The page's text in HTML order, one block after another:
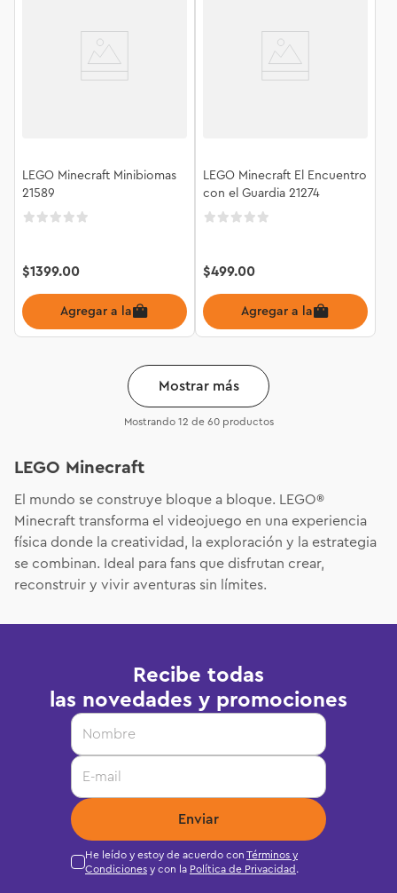
LEGO Minecraft Minibiomas
21589
$1399.00
Agregar a la bolsa
LEGO Minecraft El Encuentro
con el Guardia 21274
$499.00
Agregar a la bolsa
Mostrar más
Mostrando 12 de 60productos
LEGO Minecraft
El mundo se construye bloque a bloque. LEGO®
Minecraft transforma el videojuego en una experiencia
física donde la creatividad, la exploración y la estrategia
se combinan. Ideal para fans que disfrutan crear,
reconstruir y vivir aventuras sin límites.
Recibe todas
las novedades y promociones
Enviar
He leído y estoy de acuerdo con Términos y
Condiciones y con la Política de Privacidad .